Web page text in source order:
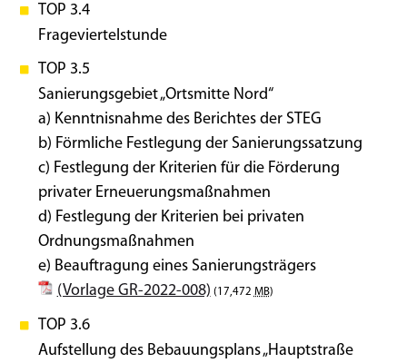
TOP 3.4
Frageviertelstunde
TOP 3.5
Sanierungsgebiet „Ortsmitte Nord“
a) Kenntnisnahme des Berichtes der STEG
b) Förmliche Festlegung der Sanierungssatzung
c) Festlegung der Kriterien für die Förderung
privater Erneuerungsmaßnahmen
d) Festlegung der Kriterien bei privaten
Ordnungsmaßnahmen
e) Beauftragung eines Sanierungsträgers
(Vorlage GR-2022-008) (17,472 MB)
TOP 3.6
Aufstellung des Bebauungsplans „Hauptstraße